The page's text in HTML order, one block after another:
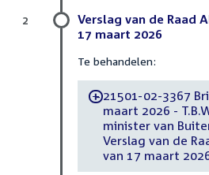
Verslag van de Raad
17 maart 2026
Te behandelen:
-21501-02-3367
maart 2026 -
minister van
Verslag van de
van 17 maart
2